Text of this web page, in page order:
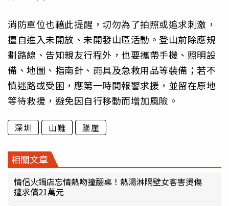
消防單位也藉此提醒，切勿為了拍照或追求刺激，
擅自進入未開放、未開發山區活動。登山前除應規
劃路線、告知親友行程外，也要攜帶手機、照明設
備、地圖、指南針、雨具及急救用品等裝備；若不
慎迷路或受困，應第一時間報警求援，並留在原地
等待救援，避免因自行移動而增加風險。
深圳 山難 墜崖
相關文章
情侶火鍋店忘情熱吻撞翻桌！熱湯淋隔壁女客害燙傷
遭求償21萬元